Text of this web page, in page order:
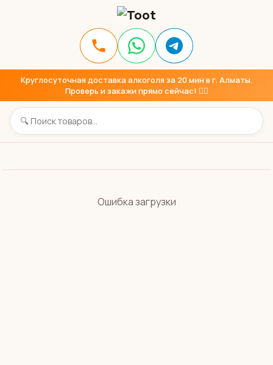
Круглосуточная доставка алкоголя за 20 мин в г. Алматы.
Проверь и закажи прямо сейчас! 👇🏼
Ошибка загрузки